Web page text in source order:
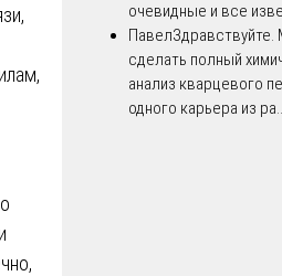
очевидные и все
ПавелЗдравствуйте.
сделать полный
анализ кварцевого
одного карьера из